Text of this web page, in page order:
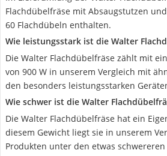
Flachdübelfräse mit Absaugstutzen
60 Flachdübeln enthalten.
Wie leistungsstark ist die Walter
Die Walter Flachdübelfräse zählt mit
von 900 W in unserem Vergleich mit
den besonders leistungsstarken
Wie schwer ist die Walter
Die Walter Flachdübelfräse hat ein
diesem Gewicht liegt sie in unserem
Produkten unter den etwas